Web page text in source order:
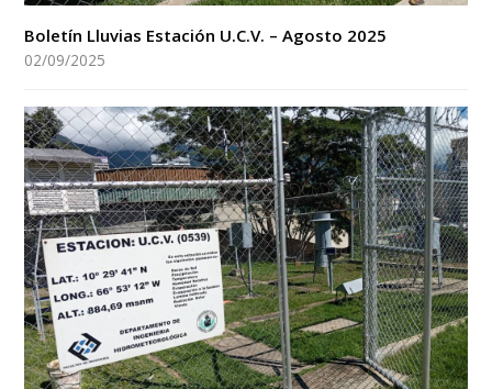
Boletín Lluvias Estación U.C.V. – Agosto 2025
02/09/2025